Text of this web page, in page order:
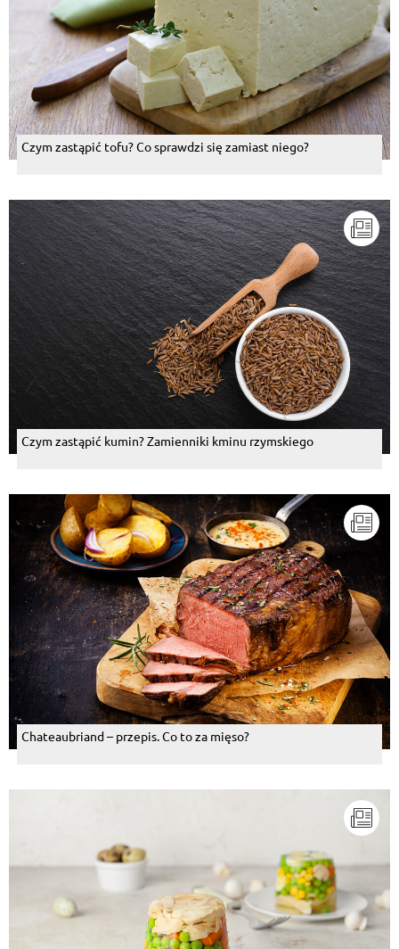
Czym zastąpić tofu? Co sprawdzi się zamiast niego?
Czym zastąpić kumin? Zamienniki kminu rzymskiego
Chateaubriand – przepis. Co to za mięso?